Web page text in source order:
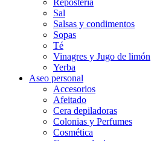
Repostería
Sal
Salsas y condimentos
Sopas
Té
Vinagres y Jugo de limón
Yerba
Aseo personal
Accesorios
Afeitado
Cera depiladoras
Colonias y Perfumes
Cosmética